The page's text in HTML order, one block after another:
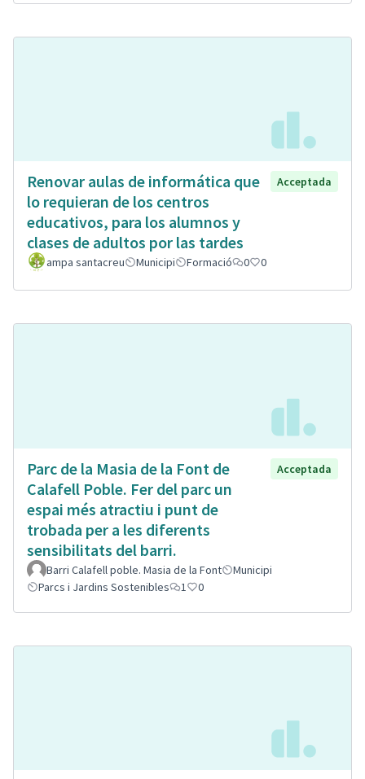
Renovar aulas de informática que
lo requieran de los centros
educativos, para los alumnos y
clases de adultos por las tardes
Acceptada
ampa santacreu Municipi Formació 0 0
Parc de la Masia de la Font de
Calafell Poble. Fer del parc un
espai més atractiu i punt de
trobada per a les diferents
sensibilitats del barri.
Acceptada
Barri Calafell poble. Masia de la Font
Municipi
Parcs i Jardins Sostenibles
1 0